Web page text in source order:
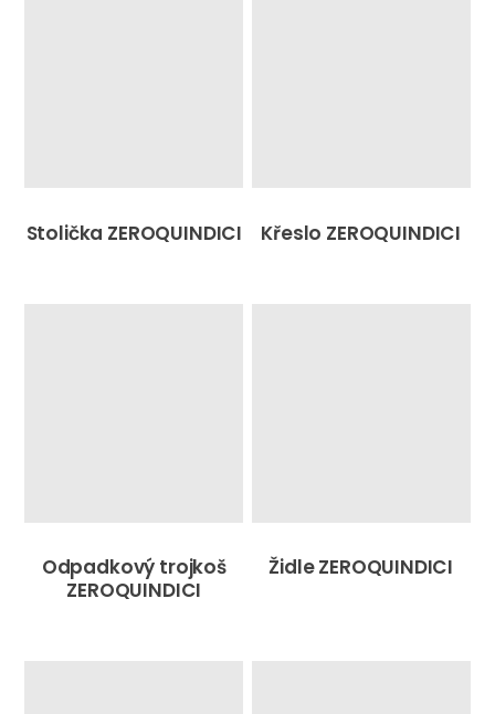
Stolička ZEROQUINDICI Křeslo ZEROQUINDICI
Odpadkový trojkoš
ZEROQUINDICI
Židle ZEROQUINDICI